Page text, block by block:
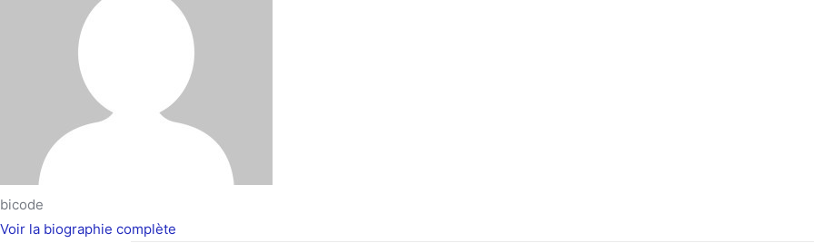
bicode
Voir la biographie complète